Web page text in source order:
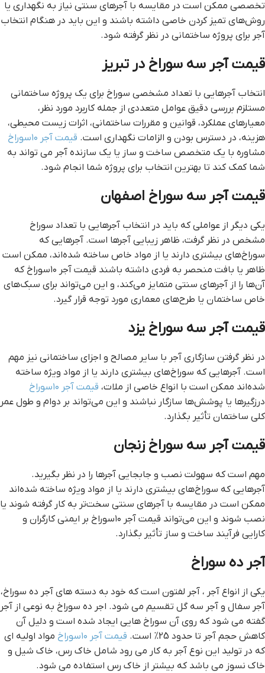
تخصصی ممکن است در مقایسه با آجرهای سنتی نیاز به نگهداری یا
روش‌های تمیز کردن خاصی داشته باشند و این باید در هنگام انتخاب
آجر برای پروژه ساختمانی در نظر گرفته شود.
قيمت آجر سه سوراخ در تبريز
انتخاب آجرهایی با تعداد مشخصی سوراخ برای یک پروژه ساختمانی
مستلزم بررسی دقیق عوامل متعددی از جمله کاربرد مورد نظر،
معیارهای عملکرد، قوانین و مقررات ساختمانی، اثرات زیست محیطی،
هزینه، در دسترس بودن و الزامات نگهداری است. قیمت آجر ۱۰سوراخ
مشاوره با یک متخصص ساخت و ساز یا یک سازنده آجر می تواند به
شما کمک کند تا بهترین انتخاب برای پروژه شما انجام شود.
قيمت آجر سه سوراخ اصفهان
یکی دیگر از عواملی که باید در انتخاب آجرهایی با تعداد سوراخ
مشخص در نظر گرفت، ظاهر زیبایی آجرها است. آجرهایی که
سوراخ‌های بیشتری دارند یا از مواد خاص ساخته شده‌اند، ممکن است
ظاهر یا بافت منحصر به فردی داشته باشند قیمت آجر ۱۰سوراخ که
آن‌ها را از آجرهای سنتی متمایز می‌کند، و این می‌تواند برای سبک‌های
خاص ساختمان یا طرح‌های معماری مورد توجه قرار گیرد.
قيمت آجر سه سوراخ يزد
در نظر گرفتن سازگاری آجر با سایر مصالح و اجزای ساختمانی نیز مهم
است. آجرهایی که سوراخ‌های بیشتری دارند یا از مواد ویژه ساخته
شده‌اند ممکن است با انواع خاصی از ملات، قیمت آجر ۱۰سوراخ
درزگیرها یا پوشش‌ها سازگار نباشند و این می‌تواند بر دوام و طول عمر
کلی ساختمان تأثیر بگذارد.
قيمت آجر سه سوراخ زنجان
مهم است که سهولت نصب و جابجایی آجرها را در نظر بگیرید.
آجرهایی که سوراخ‌های بیشتری دارند یا از مواد ویژه ساخته شده‌اند
ممکن است در مقایسه با آجرهای سنتی سخت‌تر به کار گرفته شوند یا
نصب شوند و این می‌تواند قیمت آجر ۱۰سوراخ بر ایمنی کارگران و
کارایی فرآیند ساخت و ساز تأثیر بگذارد.
آجر ده سوراخ
یکی از انواع آجر ، آجر لفتون است که خود به دسته های آجر ده سوراخ،
آجر سفال و آجر سه گل تقسیم می شود. اجر ده سوراخ به نوعی از آجر
گفته می شود که روی آن سوراخ هایی ایجاد شده است و دلیل آن
کاهش حجم آجر تا حدود 25% است.
قیمت آجر ۱۰سوراخ
مواد اولیه ای
که در تولید این نوع آجر به کار می رود شامل خاک رس، خاک شیل و
خاک نسوز می باشد که بیشتر از خاک رس استفاده می شود.